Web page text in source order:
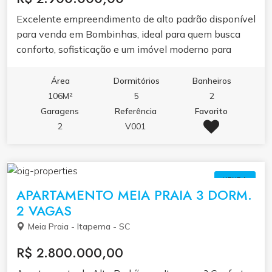
Excelente empreendimento de alto padrão disponível
para venda em Bombinhas, ideal para quem busca
conforto, sofisticação e um imóvel moderno para
de Santa Catarina. O condomínio oferece uma
estrutura completa de lazer e bem-estar, perfeita para
toda a família, com piscina para adultos, piscina
infantil, espaço kids, game room, academia, salão de
nas áreas comuns, que são entregues totalmente
praticidade desde o primeiro dia. Os apartamentos
foram cuidadosamente projetados para oferecer
conforto e funcionalidade, com opções de plantas que
se adaptam às mais diversas necessidades. As
unidades finais 1, 2, 3, 4, 5 e 8 contam com 3 suítes,
Área
106M²
Dormitórios
5
Banheiros
2
Garagens
2
Referência
V001
Favorito
VENDA
APARTAMENTO MEIA PRAIA 3 DORM.
2 VAGAS
Meia Praia - Itapema - SC
R$ 2.800.000,00